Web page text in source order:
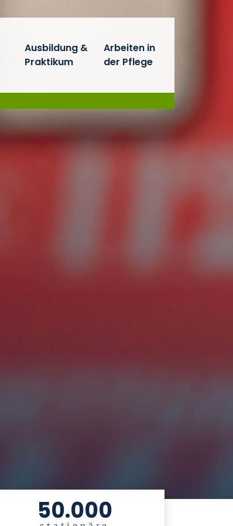
50.000
Ausbildung &
Praktikum
Arbeiten in
der Pflege